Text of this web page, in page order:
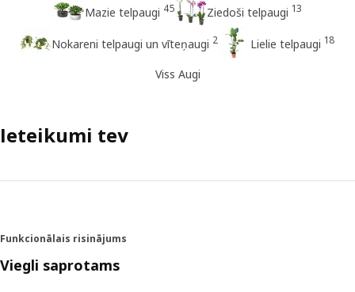
Mazie telpaugi 45 Ziedoši telpaugi 13
Nokareni telpaugi un vīteņaugi 2 Lielie telpaugi 18
Viss Augi
Ieteikumi tev
Funkcionālais risinājums
Viegli saprotams